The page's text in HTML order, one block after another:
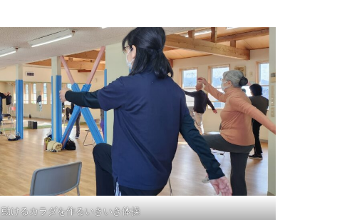
動けるカラダを作るいきいき体操